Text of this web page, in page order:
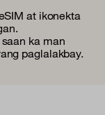
at ikonekta
ka man
paglalakbay.